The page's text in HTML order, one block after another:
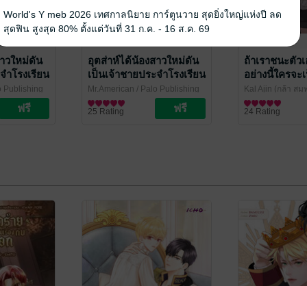
วใหม่ดัน
ำโรงเรียน
Publishing
อุตส่าห์ได้น้องสาวใหม่ดัน
เป็นเจ้าชายประจำโรงเรียน
Short Story 2
Mr.American / Palo Publishing
(พะโล้ สำนักพิมพ์)
ไลท์โนเวล
25 Rating
ถ้าเราชนะตัว
อย่างนี้ใครจ
Kal Ajin (กล้า ส
พิมพ์คมบาง
ไลท์โนเวล
24 Rating
World's Y meb 2026 เทศกาลนิยาย การ์ตูนวาย สุดยิ่งใหญ่แห่งปี ลด
สุดฟิน สูงสุด 80% ตั้งแต่วันที่ 31 ก.ค. - 16 ส.ค. 69